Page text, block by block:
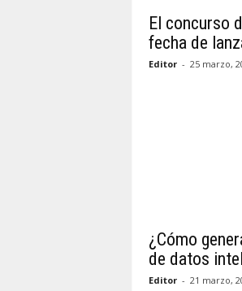
El concurso
fecha de
Editor - 25 marzo,
¿Cómo
de datos
Editor - 21 marzo,